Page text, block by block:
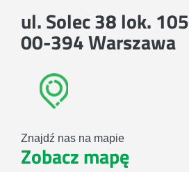
ul. Solec 38 lok. 105
00-394 Warszawa
Znajdź nas na mapie
Zobacz mapę